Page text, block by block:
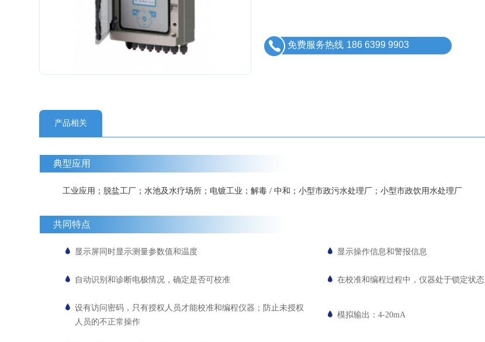
免费服务热线 186 6399 9903
产品相关
典型应用
工业应用；脱盐工厂；水池及水疗场所；电镀工业；解毒 / 中和；小型市政污水处理厂；小型市政饮用水处理厂
共同特点
显示屏同时显示测量参数值和温度 显示操作信息和警报信息
自动识别和诊断电极情况，确定是否可校准 在校准和编程过程中，仪器处于锁定状态
设有访问密码，只有授权人员才能校准和编程仪器；防止未授权
人员的不正常操作
模拟输出：4-20mA